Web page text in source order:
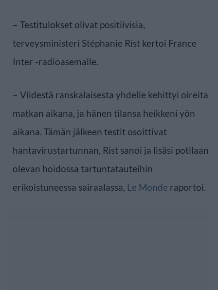
– Testitulokset olivat positiivisia,
terveysministeri Stéphanie Rist kertoi France
Inter -radioasemalle.
– Viidestä ranskalaisesta yhdelle kehittyi oireita
matkan aikana, ja hänen tilansa heikkeni yön
aikana. Tämän jälkeen testit osoittivat
hantavirustartunnan, Rist sanoi ja lisäsi potilaan
olevan hoidossa tartuntatauteihin
erikoistuneessa sairaalassa, Le Monde raportoi.